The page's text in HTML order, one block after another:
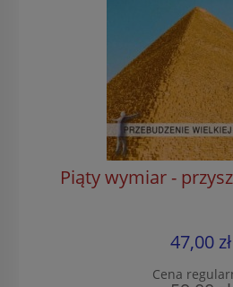
Piąty wymiar -
47,00 zł
Cena